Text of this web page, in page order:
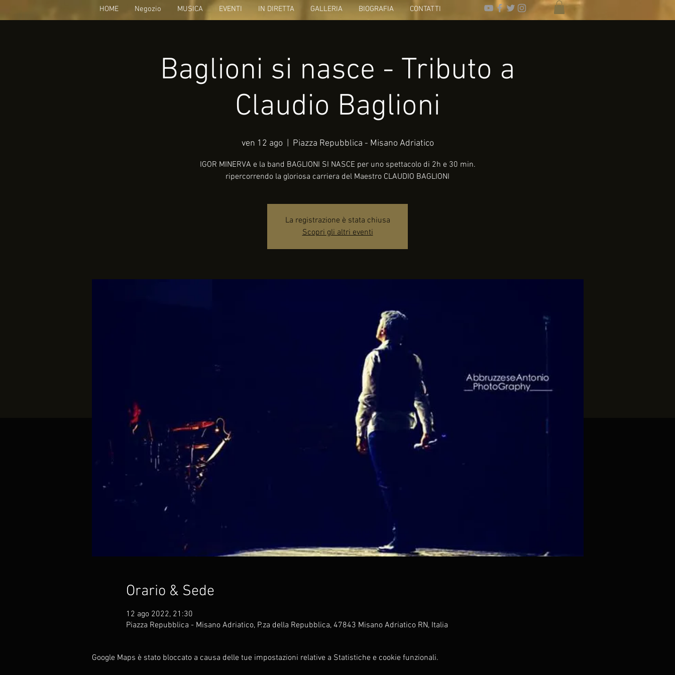
HOME Negozio MUSICA EVENTI IN DIRETTA GALLERIA BIOGRAFIA CONTATTI
Baglioni si nasce - Tributo a
Claudio Baglioni
ven 12 ago
  |
Piazza Repubblica - Misano Adriatico
IGOR MINERVA e la band BAGLIONI SI NASCE per uno spettacolo di 2h e 30 min.
ripercorrendo la gloriosa carriera del Maestro CLAUDIO BAGLIONI
La registrazione è stata chiusa
Scopri gli altri eventi
Orario & Sede
12 ago 2022, 21:30
Piazza Repubblica - Misano Adriatico, P.za della Repubblica, 47843 Misano Adriatico RN, Italia
Google Maps è stato bloccato a causa delle tue impostazioni relative a Statistiche e cookie funzionali.